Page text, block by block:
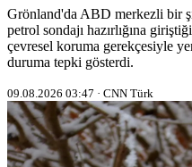
Grönland'da ABD merkezli bir
petrol sondajı hazırlığına
çevresel koruma gerekçesiyle
duruma tepki gösterdi.
09.08.2026 03:47 · CNN Türk